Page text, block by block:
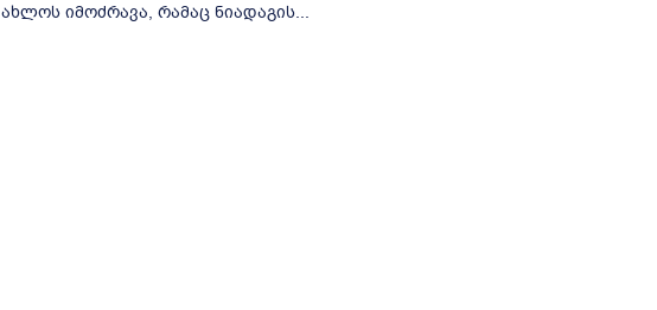
ახლოს იმოძრავა, რამაც ნიადაგის...